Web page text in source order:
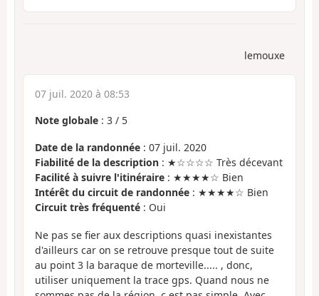
lemouxe
07 juil. 2020 à 08:53
Note globale : 3 / 5
Date de la randonnée : 07 juil. 2020
Fiabilité de la description : ★☆☆☆☆ Très décevant
Facilité à suivre l'itinéraire : ★★★★☆ Bien
Intérêt du circuit de randonnée : ★★★★☆ Bien
Circuit très fréquenté : Oui
Ne pas se fier aux descriptions quasi inexistantes
d'ailleurs car on se retrouve presque tout de suite
au point 3 la baraque de morteville..... , donc,
utiliser uniquement la trace gps. Quand nous ne